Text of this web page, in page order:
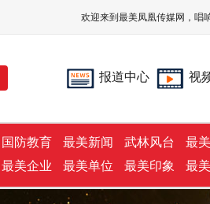
欢迎来到最美凤凰传媒网，唱
报道中心 视
国防教育 最美新闻 武林风台 最
最美企业 最美单位 最美印象 最